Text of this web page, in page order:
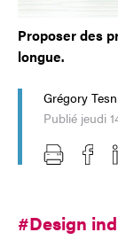
Proposer des
longue.
Grégory
Publié jeudi
#Design